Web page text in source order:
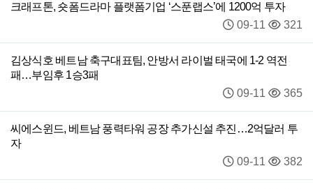
크래프톤, 숏폼드라마 플랫폼기업 ‘스푼랩스’에 1200억 투자
09-11
321
김상식호 베트남 축구대표팀, 안방서 라이벌 태국에 1-2 역전
패…부임후 1승3패
09-11
365
씨에스윈드, 베트남 풍력타워 공장 추가신설 추진…2억달러 투
자
09-11
382